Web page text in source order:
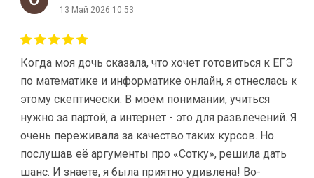
13 Май 2026 10:53
Когда моя дочь сказала, что хочет готовиться к ЕГЭ
по математике и информатике онлайн, я отнеслась к
этому скептически. В моём понимании, учиться
нужно за партой, а интернет - это для развлечений. Я
очень переживала за качество таких курсов. Но
послушав её аргументы про «Сотку», решила дать
шанс. И знаете, я была приятно удивлена! Во-